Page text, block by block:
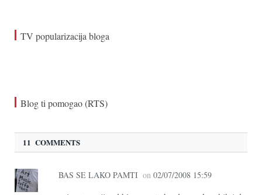
TV popularizacija bloga
Blog ti pomogao (RTS)
11 COMMENTS
BAS SE LAKO PAMTI on 02/07/2008 15:59